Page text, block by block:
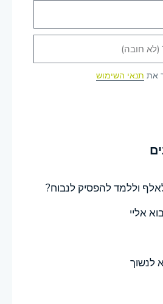
את תנאי השימוש
וללמד להפסיק לנבוח?
אליי
לנשוך